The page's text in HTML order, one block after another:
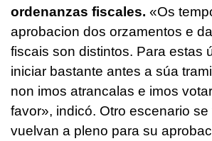
ordenanzas fiscales. «Os
aprobacion dos orzamentos e
fiscais son distintos. Para estas
iniciar bastante antes a súa
non imos atrancalas e imos
favor», indicó. Otro escenario
vuelvan a pleno para su